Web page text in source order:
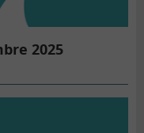
2025